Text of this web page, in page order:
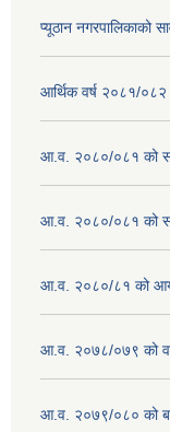
प्यूठान नगरपालिकाको
आर्थिक वर्ष २०८१/०८२
आ.व. २०८०/०८१ को
आ.व. २०८०/०८१ को
आ.व. २०८०/८१ को आय
आ.व. २०७८/०७९ को
आ.व. २०७९/०८० को